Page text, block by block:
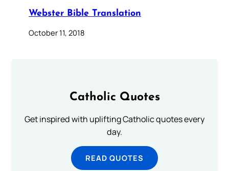
Webster Bible Translation
October 11, 2018
Catholic Quotes
Get inspired with uplifting Catholic quotes every
day.
READ QUOTES